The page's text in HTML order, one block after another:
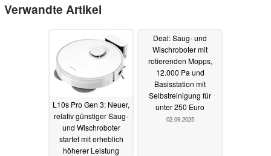
Verwandte Artikel
L10s Pro Gen 3: Neuer,
relativ günstiger Saug-
und Wischroboter
startet mit erheblich
höherer Leistung
Deal: Saug- und
Wischroboter mit
rotierenden Mopps,
12.000 Pa und
Basisstation mit
Selbstreinigung für
unter 250 Euro
02.09.2025